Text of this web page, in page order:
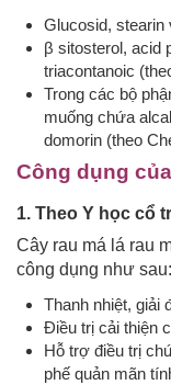
Glucosid, stearin
β sitosterol, acid
triacontanoic
Trong các bộ
muống chứa
domorin (theo
Công dụng
1. Theo Y học cổ
Cây rau má lá rau
công dụng như sau:
Thanh nhiệt, giải
Điều trị cải thiện
Hỗ trợ điều trị
phế quản mãn